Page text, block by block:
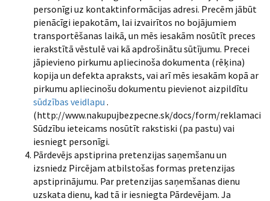
personīgi uz kontaktinformācijas adresi. Precēm jābūt
pienācīgi iepakotām, lai izvairītos no bojājumiem
transportēšanas laikā, un mēs iesakām nosūtīt preces
ierakstītā vēstulē vai kā apdrošinātu sūtījumu. Precei
jāpievieno pirkumu apliecinoša dokumenta (rēķina)
kopija un defekta apraksts, vai arī mēs iesakām kopā ar
pirkumu apliecinošu dokumentu pievienot aizpildītu
sūdzības veidlapu .
(http://www.nakupujbezpecne.sk/docs/form/
Sūdzību ieteicams nosūtīt rakstiski (pa pastu) vai
iesniegt personīgi.
Pārdevējs apstiprina pretenzijas saņemšanu un
izsniedz Pircējam atbilstošas formas pretenzijas
apstiprinājumu. Par pretenzijas saņemšanas dienu
uzskata dienu, kad tā ir iesniegta Pārdevējam. Ja